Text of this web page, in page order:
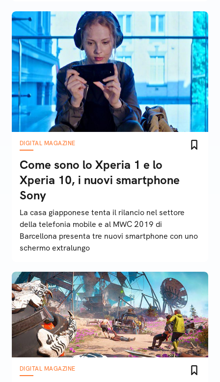
DIGITAL MAGAZINE
Come sono lo Xperia 1 e lo
Xperia 10, i nuovi smartphone
Sony
La casa giapponese tenta il rilancio nel settore
della telefonia mobile e al MWC 2019 di
Barcellona presenta tre nuovi smartphone con uno
schermo extralungo
DIGITAL MAGAZINE